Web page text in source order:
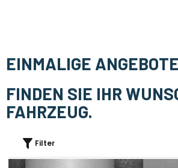
EINMALIGE
FINDEN SIE IHR
FAHRZEUG.
Filter